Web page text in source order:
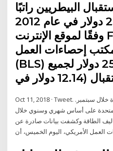
البيطريين راتبًا
متوسطه 25000 دولار في عام 2012
وفقًا لموقع الإنترنت Fact.com. ويؤكد
إحصاءات العمل
(BLS) متوسط ال 000 25 دولار لجميع
دولار في
Oct 11, 2018 · Tweet. تباطؤ التضخم في الولايات المتحدة خلال سبتمبر.
على أساس شهري وسنوي خلال
الطاقة وكشفت بيانات صادرة عن
العمل الأمريكي، اليوم الخميس، أن